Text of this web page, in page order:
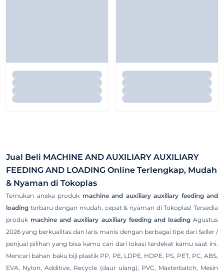
Jual Beli MACHINE AND AUXILIARY AUXILIARY
FEEDING AND LOADING Online Terlengkap, Mudah
& Nyaman di Tokoplas
Temukan aneka produk machine and auxiliary auxiliary feeding and
loading terbaru dengan mudah, cepat & nyaman di Tokoplas! Tersedia
produk machine and auxiliary auxiliary feeding and loadingAgustus
2026 yang berkualitas dan laris manis dengan berbagai tipe dari Seller /
penjual pilihan yang bisa kamu cari dari lokasi terdekat kamu saat ini.
Mencari bahan baku biji plastik PP, PE, LDPE, HDPE, PS, PET, PC, ABS,
EVA, Nylon, Additive, Recycle (daur ulang), PVC, Masterbatch, Mesin